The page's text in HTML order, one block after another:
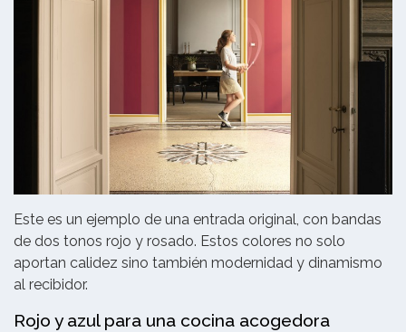
Este es un ejemplo de una entrada original, con bandas
de dos tonos rojo y rosado. Estos colores no solo
aportan calidez sino también modernidad y dinamismo
al recibidor.
Rojo y azul para una cocina acogedora